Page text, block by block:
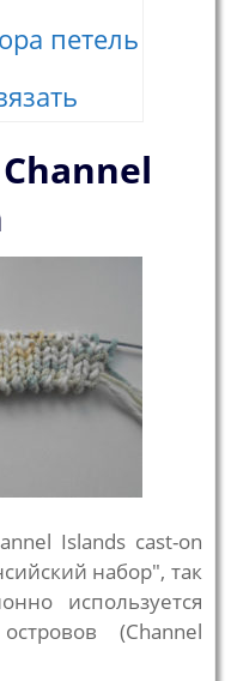
петель
Islands cast-on
набор", так
используется
(Channel